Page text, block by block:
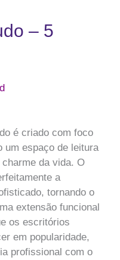
– 5
é criado com foco
um espaço de leitura
da vida. O
a
tornando o
extensão funcional
os escritórios
em popularidade,
profissional com o